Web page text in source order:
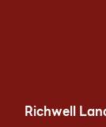
Richwell